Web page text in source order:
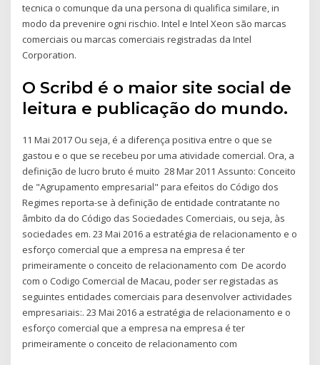
tecnica o comunque da una persona di qualifica similare, in
modo da prevenire ogni rischio. Intel e Intel Xeon são marcas
comerciais ou marcas comerciais registradas da Intel
Corporation.
O Scribd é o maior site social de
leitura e publicação do mundo.
11 Mai 2017 Ou seja, é a diferença positiva entre o que se
gastou e o que se recebeu por uma atividade comercial. Ora, a
definição de lucro bruto é muito 28 Mar 2011 Assunto: Conceito
de "Agrupamento empresarial" para efeitos do Código dos
Regimes reporta-se à definição de entidade contratante no
âmbito da do Código das Sociedades Comerciais, ou seja, às
sociedades em. 23 Mai 2016 a estratégia de relacionamento e o
esforço comercial que a empresa na empresa é ter
primeiramente o conceito de relacionamento com De acordo
com o Codigo Comercial de Macau, poder ser registadas as
seguintes entidades comerciais para desenvolver actividades
empresariais:. 23 Mai 2016 a estratégia de relacionamento e o
esforço comercial que a empresa na empresa é ter
primeiramente o conceito de relacionamento com